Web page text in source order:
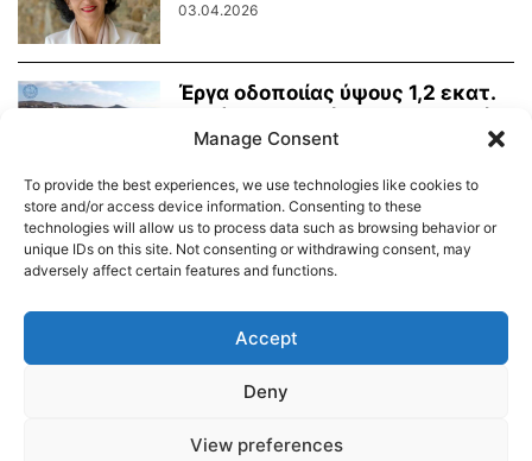
03.04.2026
Έργα οδοποιίας ύψους 1,2 εκατ.
26.02.2026
Δημοτικό Λιμενικό Ταμείο Τήνου – Άνδρου
© 2026
Manage Consent
To provide the best experiences, we use technologies like cookies to
store and/or access device information. Consenting to these
technologies will allow us to process data such as browsing behavior or
unique IDs on this site. Not consenting or withdrawing consent, may
adversely affect certain features and functions.
Accept
Deny
View preferences